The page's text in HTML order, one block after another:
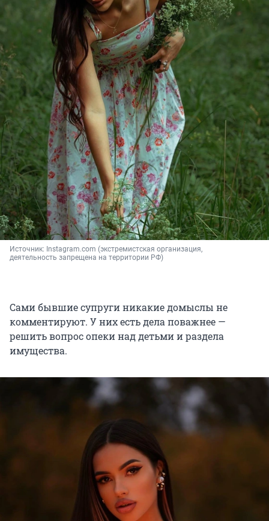
Источник: Instagram.com (экстремистская организация,
деятельность запрещена на территории РФ)
Сами бывшие супруги никакие домыслы не
комментируют. У них есть дела поважнее —
решить вопрос опеки над детьми и раздела
имущества.